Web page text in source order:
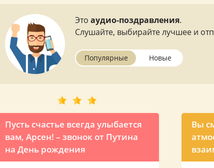
Это аудио-поздравления.
Слушайте, выбирайте лучшее и
Популярные Новые
Пусть счастье всегда улыбается
вам, Арсен! – звонок от Путина
на День рождения
Вы